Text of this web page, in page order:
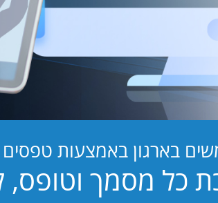
בארגון באמצעות טפסים